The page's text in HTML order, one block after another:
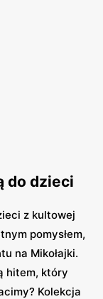
do dzieci
z kultowej
pomysłem,
na Mikołajki.
hitem, który
Kolekcja